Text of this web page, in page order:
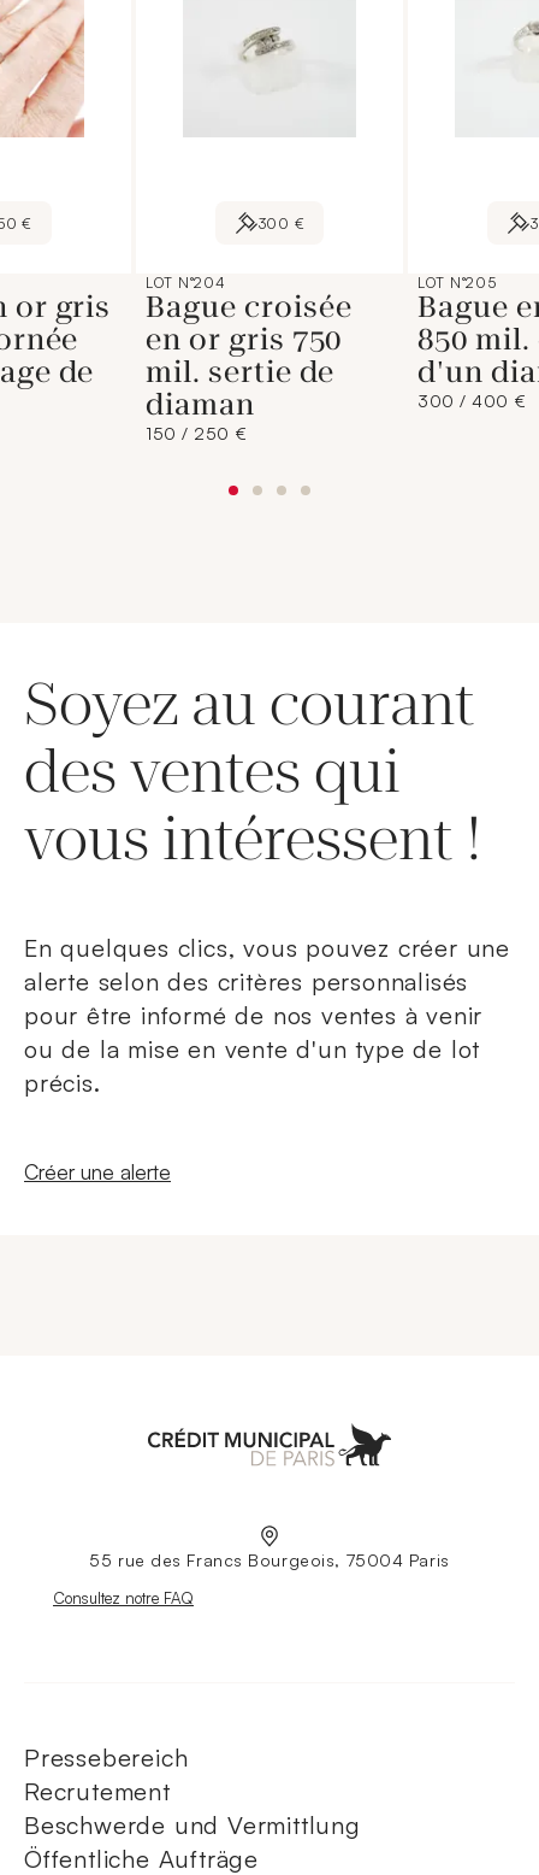
€
or gris
de
300 €
LOT N°204
Bague croisée
en or gris 750
mil. sertie de
diaman
150 / 250 €
LOT N°205
Bague
850
d'un
300 / 400 €
Soyez au courant
des ventes qui
vous intéressent !
En quelques clics, vous pouvez créer une
alerte selon des critères personnalisés
pour être informé de nos ventes à venir
ou de la mise en vente d'un type de lot
précis.
Nouvelle fenêtre
Créer une alerte
55 rue des Francs Bourgeois, 75004 Paris
Nouvelle fenêtre
Consultez notre FAQ
Pressebereich
Recrutement
Beschwerde und Vermittlung
Öffentliche Aufträge